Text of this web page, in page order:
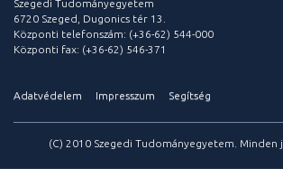
Szegedi Tudományegyetem
6720 Szeged, Dugonics tér 13.
Központi telefonszám: (+36-62) 544-000
Központi fax: (+36-62) 546-371
Adatvédelem Impresszum Segítség
(C) 2010 Szegedi Tudományegyetem. Minden